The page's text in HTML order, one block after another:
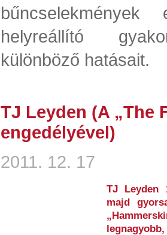
bűncselekmények
helyreállító
különböző hatásait.
TJ Leyden (A „The
engedélyével)
2011. 12. 17
TJ Leyden
majd